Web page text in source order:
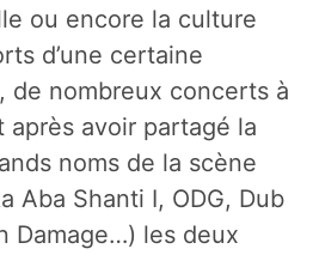
ou encore la culture
d’une certaine
de nombreux concerts à
après avoir partagé la
noms de la scène
Aba Shanti I, ODG, Dub
Damage…) les deux